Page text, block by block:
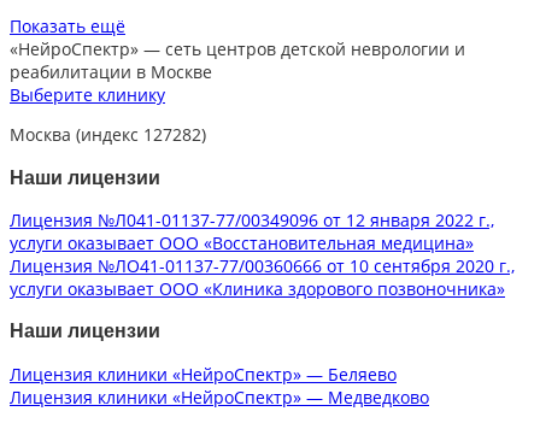
Показать ещё
«НейроСпектр» — сеть центров детской неврологии и
реабилитации в Москве
Выберите клинику
Москва (индекс 127282)
Наши лицензии
Лицензия №Л041-01137-77/00349096 от 12 января 2022 г.,
услуги оказывает ООО «Восстановительная медицина»
Лицензия №ЛО41-01137-77/00360666 от 10 сентября 2020 г.,
услуги оказывает ООО «Клиника здорового позвоночника»
Наши лицензии
Лицензия клиники «НейроСпектр» — Беляево
Лицензия клиники «НейроСпектр» — Медведково